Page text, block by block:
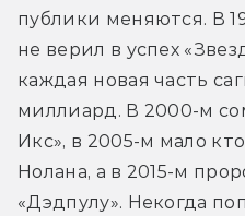
публики меняются. В
не верил в успех
каждая новая часть
миллиард. В 2000-м
Икс», в 2005-м мало
Нолана, а в 2015-м
«Дэдпулу». Некогда